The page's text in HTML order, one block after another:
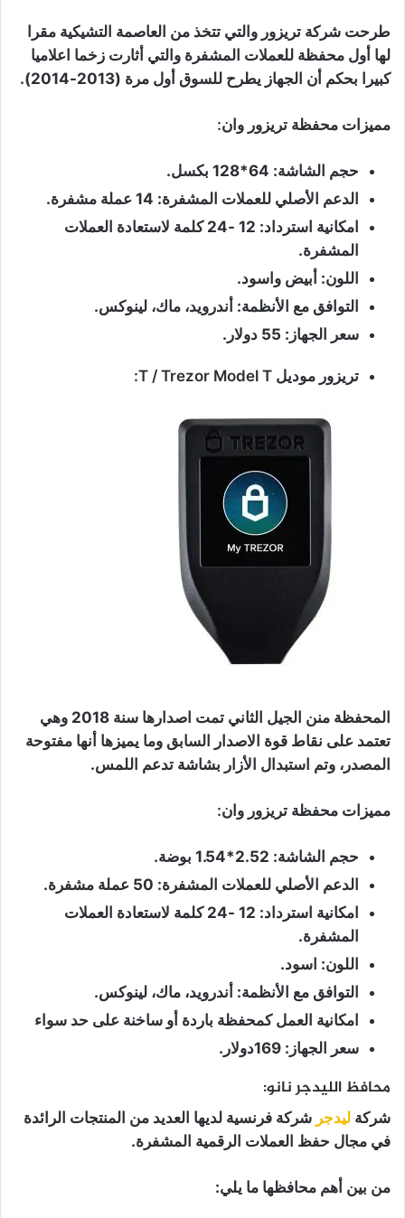
طرحت شركة تريزور والتي تتخذ من العاصمة التشيكية مقرا
لها أول محفظة للعملات المشفرة والتي أثارت زخما اعلاميا
كبيرا بحكم أن الجهاز يطرح للسوق أول مرة (2013-2014).
مميزات محفظة تريزور وان:
حجم الشاشة: 64*128 بكسل.
الدعم الأصلي للعملات المشفرة: 14 عملة مشفرة.
امكانية استرداد: 12 -24 كلمة لاستعادة العملات
المشفرة.
اللون: أبيض واسود.
التوافق مع الأنظمة: أندرويد، ماك، لينوكس.
سعر الجهاز: 55 دولار.
تريزور موديل T / Trezor Model T:
المحفظة منن الجيل الثاني تمت اصدارها سنة 2018 وهي
تعتمد على نقاط قوة الاصدار السابق وما يميزها أنها مفتوحة
المصدر، وتم استبدال الأزار بشاشة تدعم اللمس.
مميزات محفظة تريزور وان:
حجم الشاشة: 2.52*1.54 بوضة.
الدعم الأصلي للعملات المشفرة: 50 عملة مشفرة.
امكانية استرداد: 12 -24 كلمة لاستعادة العملات
المشفرة.
اللون: اسود.
التوافق مع الأنظمة: أندرويد، ماك، لينوكس.
امكانية العمل كمحفظة باردة أو ساخنة على حد سواء
سعر الجهاز: 169دولار.
محافظ الليدجر نانو:
شركة ليدجر شركة فرنسية لديها العديد من المنتجات الرائدة
في مجال حفظ العملات الرقمية المشفرة.
من بين أهم محافظها ما يلي: